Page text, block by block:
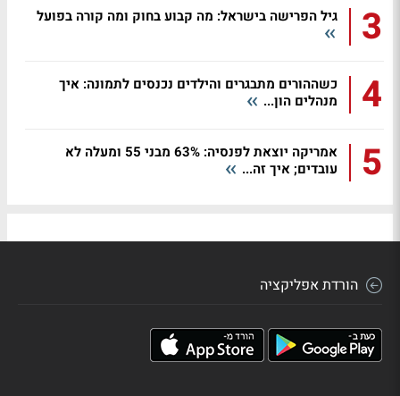
3 גיל הפרישה בישראל: מה קבוע בחוק ומה קורה בפועל
4
כשההורים מתבגרים והילדים נכנסים לתמונה: איך
מנהלים הון...
5
אמריקה יוצאת לפנסיה: 63% מבני 55 ומעלה לא
עובדים; איך זה...
הורדת אפליקציה